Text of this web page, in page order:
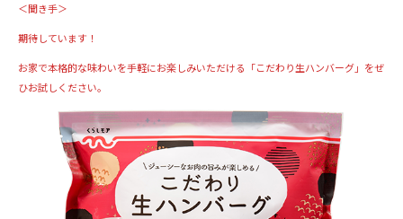
＜聞き手＞
期待しています！
お家で本格的な味わいを手軽にお楽しみいただける「こだわり生ハンバーグ」をぜ
ひお試しください。